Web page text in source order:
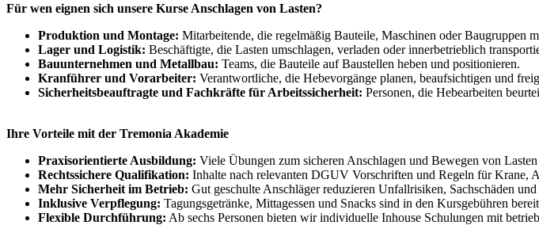
Für wen eignen sich unsere Kurse Anschlagen von Lasten?
Produktion und Montage: Mitarbeitende, die regelmäßig Bauteile, Maschinen oder Baugruppen
Lager und Logistik: Beschäftigte, die Lasten umschlagen, verladen oder innerbetrieblich
Bauunternehmen und Metallbau: Teams, die Bauteile auf Baustellen heben und positionieren.
Kranführer und Vorarbeiter: Verantwortliche, die Hebevorgänge planen, beaufsichtigen und
Sicherheitsbeauftragte und Fachkräfte für Arbeitssicherheit: Personen, die Hebearbeiten
Ihre Vorteile mit der Tremonia Akademie
Praxisorientierte Ausbildung: Viele Übungen zum sicheren Anschlagen und Bewegen von
Rechtssichere Qualifikation: Inhalte nach relevanten DGUV Vorschriften und Regeln für Krane,
Mehr Sicherheit im Betrieb: Gut geschulte Anschläger reduzieren Unfallrisiken, Sachschäden
Inklusive Verpflegung: Tagungsgetränke, Mittagessen und Snacks sind in den Kursgebühren
Flexible Durchführung: Ab sechs Personen bieten wir individuelle Inhouse Schulungen mit